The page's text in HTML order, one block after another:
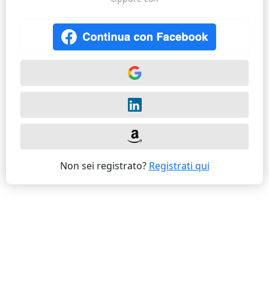
Non sei registrato? Registrati qui